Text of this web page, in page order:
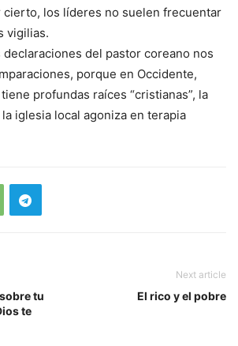
cierto, los líderes no suelen frecuentar
vigilias.
declaraciones del pastor coreano nos
porque en Occidente,
profundas raíces “cristianas”, la
iglesia local agoniza en terapia
tu
te
Next article
El rico y el pobre